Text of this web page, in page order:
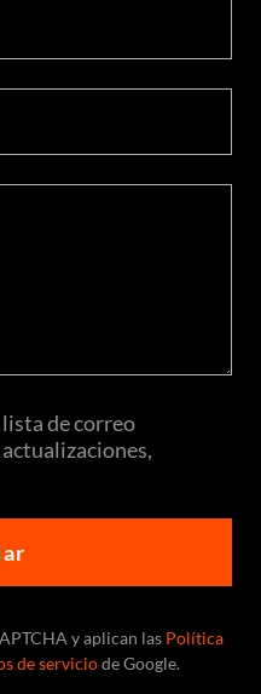
de correo
y aplican las Política
de serviciode Google.